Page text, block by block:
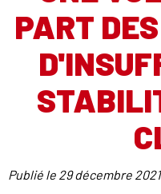
PART
Publié le 29 décembre 2021